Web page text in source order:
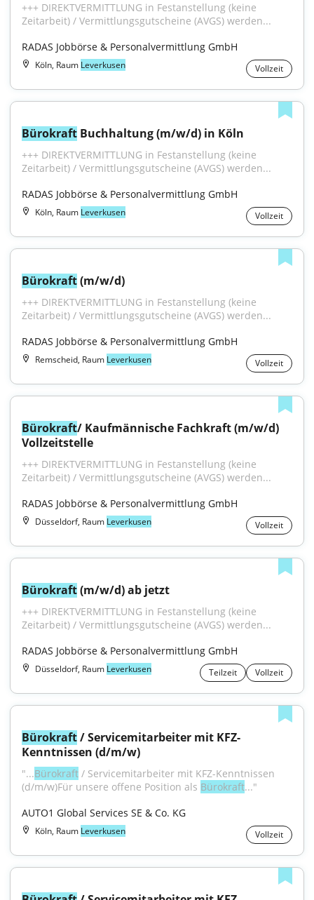
+++ DIREKTVERMITTLUNG in Festanstellung (keine
Zeitarbeit) / Vermittlungsgutscheine (AVGS) werden...
RADAS Jobbörse & Personalvermittlung GmbH
Köln, Raum Leverkusen Vollzeit
Bürokraft Buchhaltung (m/w/d) in Köln
+++ DIREKTVERMITTLUNG in Festanstellung (keine
Zeitarbeit) / Vermittlungsgutscheine (AVGS) werden...
RADAS Jobbörse & Personalvermittlung GmbH
Köln, Raum Leverkusen Vollzeit
Bürokraft (m/w/d)
+++ DIREKTVERMITTLUNG in Festanstellung (keine
Zeitarbeit) / Vermittlungsgutscheine (AVGS) werden...
RADAS Jobbörse & Personalvermittlung GmbH
Remscheid, Raum Leverkusen Vollzeit
Bürokraft/ Kaufmännische Fachkraft (m/w/d)
Vollzeitstelle
+++ DIREKTVERMITTLUNG in Festanstellung (keine
Zeitarbeit) / Vermittlungsgutscheine (AVGS) werden...
RADAS Jobbörse & Personalvermittlung GmbH
Düsseldorf, Raum Leverkusen Vollzeit
Bürokraft (m/w/d) ab jetzt
+++ DIREKTVERMITTLUNG in Festanstellung (keine
Zeitarbeit) / Vermittlungsgutscheine (AVGS) werden...
RADAS Jobbörse & Personalvermittlung GmbH
Düsseldorf, Raum Leverkusen Teilzeit Vollzeit
Bürokraft / Servicemitarbeiter mit KFZ-
Kenntnissen (d/m/w)
"...Bürokraft / Servicemitarbeiter mit KFZ-Kenntnissen
(d/m/w)Für unsere offene Position als Bürokraft..."
AUTO1 Global Services SE & Co. KG
Köln, Raum Leverkusen Vollzeit